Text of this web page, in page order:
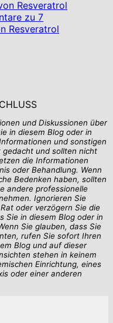
Resveratrol
zu 7
Resveratrol
und Diskussionen über
in diesem Blog oder in
und sonstigen
gedacht und sollten nicht
die Informationen
oder Behandlung. Wenn
Bedenken haben, sollten
andere professionelle
Ignorieren Sie
oder verzögern Sie die
Sie in diesem Blog oder in
Sie glauben, dass Sie
rufen Sie sofort Ihren
Blog und auf dieser
stehen in keinem
Einrichtung, eines
oder einer anderen